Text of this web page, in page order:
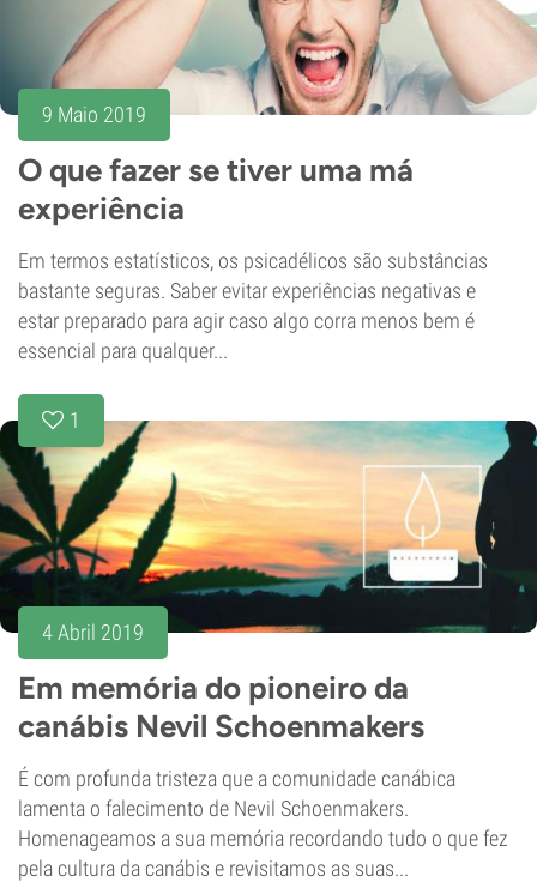
9 Maio 2019
O que fazer se tiver uma má
experiência
Em termos estatísticos, os psicadélicos são substâncias
bastante seguras. Saber evitar experiências negativas e
estar preparado para agir caso algo corra menos bem é
essencial para qualquer...
1
4 Abril 2019
Em memória do pioneiro da
canábis Nevil Schoenmakers
É com profunda tristeza que a comunidade canábica
lamenta o falecimento de Nevil Schoenmakers.
Homenageamos a sua memória recordando tudo o que fez
pela cultura da canábis e revisitamos as suas...